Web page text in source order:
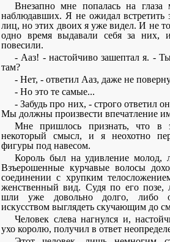
Внезапно мне попалась на глаза
наблюдавших. Я не ожидал встретить
лиц, но этих двоих я уже видел. И не
одно время выдавали себя за них,
повесили.
- Ааз! - настойчиво зашептал я. -
там?
- Нет, - ответил Ааз, даже не
- Но это те самые...
- Забудь про них, - строго ответил
Мы должны произвести впечатление
Мне пришлось признать, что в
некоторый смысл, и я неохотно
фигуры под навесом.
Король был на удивление молод,
Взъерошенные курчавые волосы
соединении с хрупким
женственный вид. Судя по его позе,
шли уже довольно долго, либо
искусством выглядеть скучающим до
Человек слева нагнулся и,
ухо королю, получил в ответ